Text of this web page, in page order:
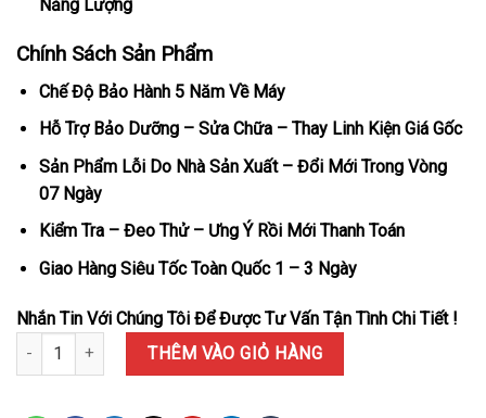
Năng Lượng
Chính Sách Sản Phẩm
Chế Độ Bảo Hành 5 Năm Về Máy
Hỗ Trợ Bảo Dưỡng – Sửa Chữa – Thay Linh Kiện Giá Gốc
Sản Phẩm Lỗi Do Nhà Sản Xuất – Đổi Mới Trong Vòng
07 Ngày
Kiểm Tra – Đeo Thử – Ưng Ý Rồi Mới Thanh Toán
Giao Hàng Siêu Tốc Toàn Quốc 1 – 3 Ngày
Nhắn Tin Với Chúng Tôi Để Được Tư Vấn Tận Tình Chi Tiết !
Đồng Hồ Patek Philippe Nautilus 5712/1R Vàng Hồng Mặt Nâu
THÊM VÀO GIỎ HÀNG